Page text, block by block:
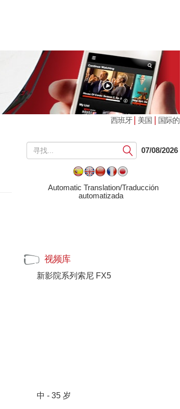
西班牙| 美国 | 国际的
提
交
07/08/2026
Automatic Translation/Traducción
automatizada
视频库
新影院系列索尼 FX5
中 - 35 岁